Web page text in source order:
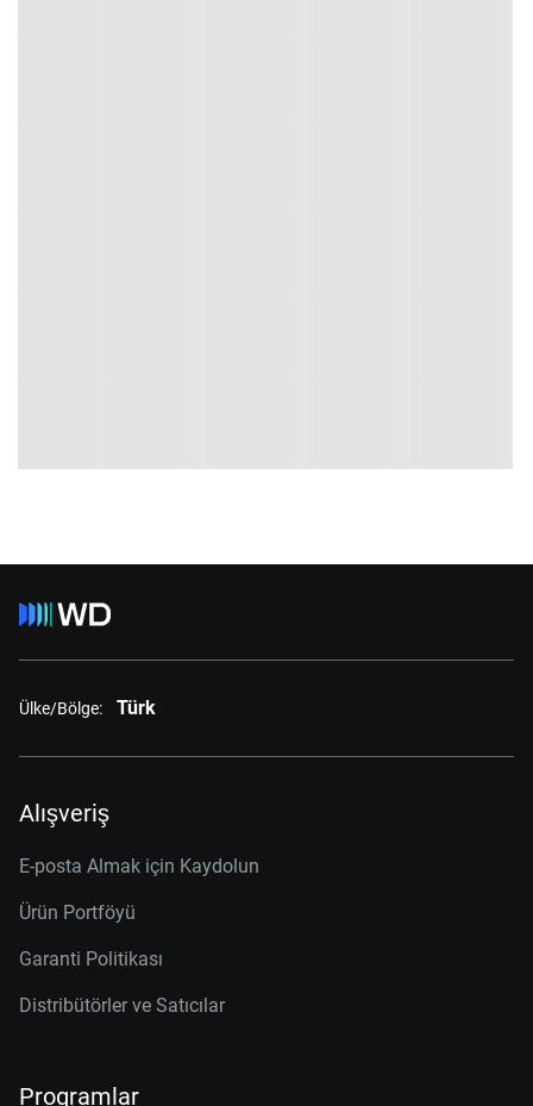
Ülke/Bölge: Türk
Alışveriş
E-posta Almak için Kaydolun
Ürün Portföyü
Garanti Politikası
Distribütörler ve Satıcılar
Programlar